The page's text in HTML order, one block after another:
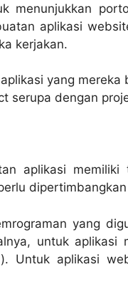
menunjukkan
aplikasi
kerjakan.
yang
serupa dengan
aplikasi
yang
untuk
Untuk aplikasi